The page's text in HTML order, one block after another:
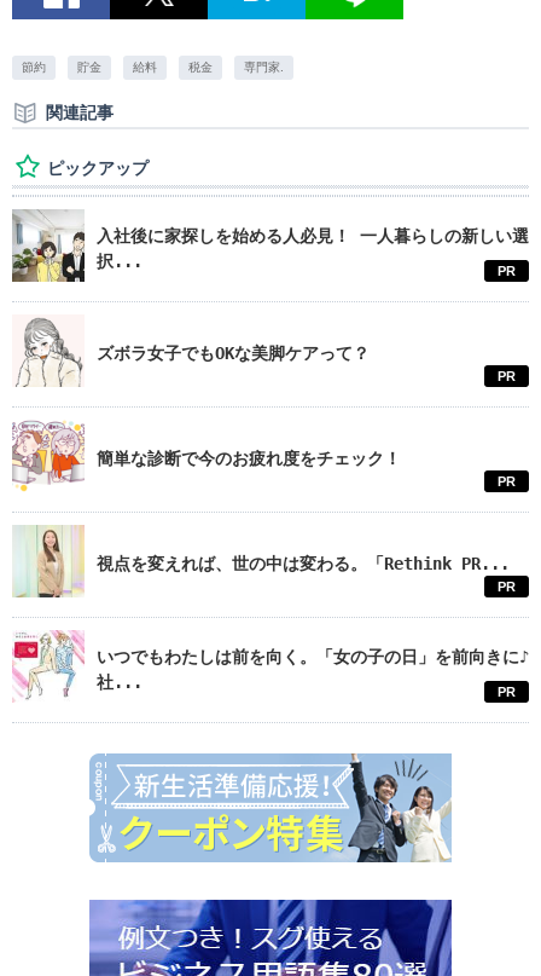
節約 貯金 給料 税金 専門家.
関連記事
ピックアップ
入社後に家探しを始める人必見！ 一人暮らしの新しい選
択...
PR
ズボラ女子でもOKな美脚ケアって？
PR
簡単な診断で今のお疲れ度をチェック！
PR
視点を変えれば、世の中は変わる。「Rethink PR...
PR
いつでもわたしは前を向く。「女の子の日」を前向きに♪
社...
PR